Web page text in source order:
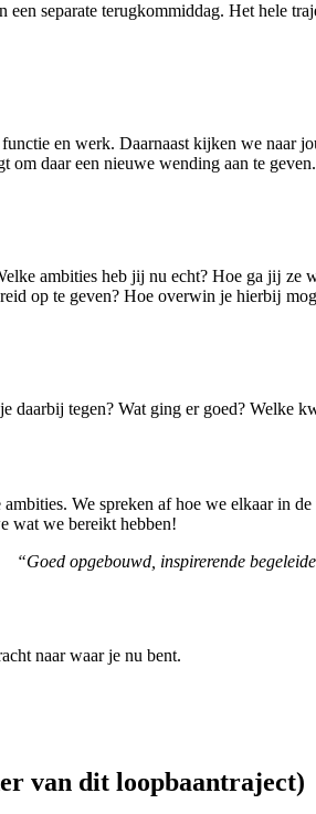
separate terugkommiddag. Het hele
en werk. Daarnaast kijken we naar
om daar een nieuwe wending aan te geven.
ambities heb jij nu echt? Hoe ga jĳ ze
op te geven? Hoe overwin je hierbĳ
daarbij tegen? Wat ging er goed?
We spreken af hoe we elkaar in
wat we bereikt hebben!
“Goed opgebouwd, inspirerende
naar waar je nu bent.
van dit loopbaantraject)